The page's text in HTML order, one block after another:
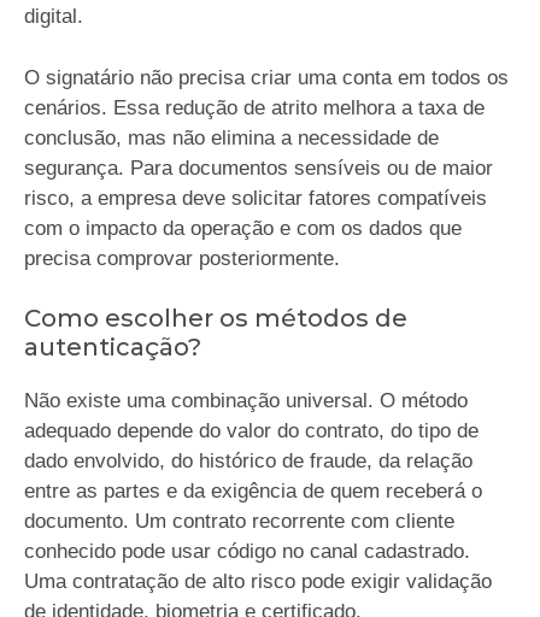
digital.
O signatário não precisa criar uma conta em todos os
cenários. Essa redução de atrito melhora a taxa de
conclusão, mas não elimina a necessidade de
segurança. Para documentos sensíveis ou de maior
risco, a empresa deve solicitar fatores compatíveis
com o impacto da operação e com os dados que
precisa comprovar posteriormente.
Como escolher os métodos de
autenticação?
Não existe uma combinação universal. O método
adequado depende do valor do contrato, do tipo de
dado envolvido, do histórico de fraude, da relação
entre as partes e da exigência de quem receberá o
documento. Um contrato recorrente com cliente
conhecido pode usar código no canal cadastrado.
Uma contratação de alto risco pode exigir validação
de identidade, biometria e certificado.